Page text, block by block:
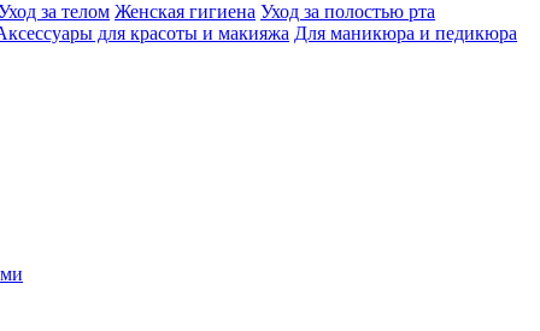
за телом Женская гигиена Уход за полостью рта
для красоты и макияжа Для маникюра и педикюра